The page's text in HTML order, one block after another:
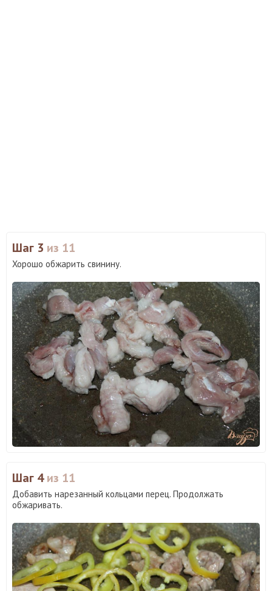
Шаг 3 из 11
Хорошо обжарить свинину.
Шаг 4из 11
Добавить нарезанный кольцами перец. Продолжать
обжаривать.